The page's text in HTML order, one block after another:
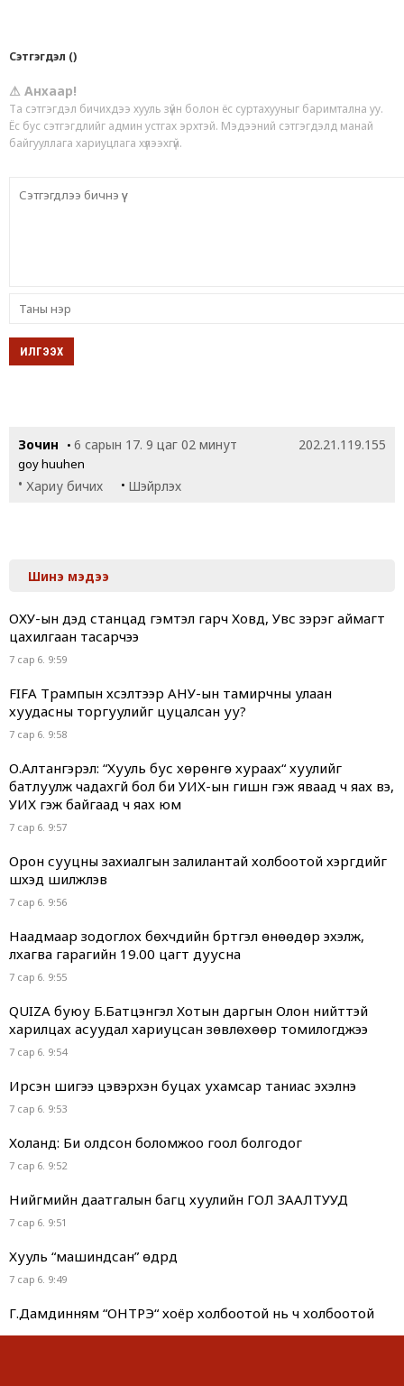
Сэтгэгдэл ()
⚠ Анхаар!
Та сэтгэгдэл бичихдээ хууль зүйн болон ёс суртахууныг баримтална уу.
Ёс бус сэтгэгдлийг админ устгах эрхтэй. Мэдээний сэтгэгдэлд манай
байгууллага хариуцлага хүлээхгүй.
202.21.119.155
Зочин • 6 сарын 17. 9 цаг 02 минут
goy huuhen
• Хариу бичих • Шэйрлэх
Шинэ мэдээ
ОХУ-ын дэд станцад гэмтэл гарч Ховд, Увс зэрэг аймагт
цахилгаан тасарчээ
7 сар 6. 9:59
FIFA Трампын хүсэлтээр АНУ-ын тамирчны улаан
хуудасны торгуулийг цуцалсан уу?
7 сар 6. 9:58
О.Алтангэрэл: “Хууль бус хөрөнгө хураах“ хуулийг
батлуулж чадахгүй бол би УИХ-ын гишүүн гэж яваад ч яах вэ,
УИХ гэж байгаад ч яах юм
7 сар 6. 9:57
Орон сууцны захиалгын залилантай холбоотой хэргүүдийг
шүүхэд шилжүүлэв
7 сар 6. 9:56
Наадмаар зодоглох бөхчүүдийн бүртгэл өнөөдөр эхэлж,
лхагва гарагийн 19.00 цагт дуусна
7 сар 6. 9:55
QUIZA буюу Б.Батцэнгэл Хотын даргын Олон нийттэй
харилцах асуудал хариуцсан зөвлөхөөр томилогджээ
7 сар 6. 9:54
Ирсэн шигээ цэвэрхэн буцах ухамсар таниас эхэлнэ
7 сар 6. 9:53
Холанд: Би олдсон боломжоо гоол болгодог
7 сар 6. 9:52
Нийгмийн даатгалын багц хуулийн ГОЛ ЗААЛТУУД
7 сар 6. 9:51
Хууль “машиндсан” өдрүүд
7 сар 6. 9:49
Г.Дамдинням “ОНТРЭ“ хоёр холбоотой нь ч холбоотой
юм...